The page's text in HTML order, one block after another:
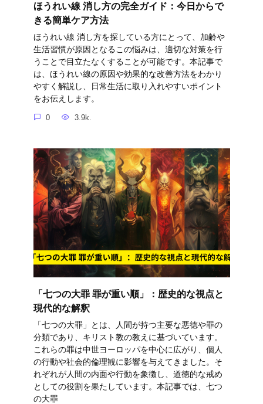
ほうれい線 消し方の完全ガイド：今日からで
きる簡単ケア方法
ほうれい線 消し方を探している方にとって、加齢や
生活習慣が原因となるこの悩みは、適切な対策を行
うことで目立たなくすることが可能です。本記事で
は、ほうれい線の原因や効果的な改善方法をわかり
やすく解説し、日常生活に取り入れやすいポイント
をお伝えします。
0 3.9k.
「七つの大罪 罪が重い順」：歴史的な視点と
現代的な解釈
「七つの大罪」とは、人間が持つ主要な悪徳や罪の
分類であり、キリスト教の教えに基づいています。
これらの罪は中世ヨーロッパを中心に広がり、個人
の行動や社会的倫理観に影響を与えてきました。そ
れぞれが人間の内面や行動を象徴し、道徳的な戒め
としての役割を果たしています。本記事では、七つ
の大罪